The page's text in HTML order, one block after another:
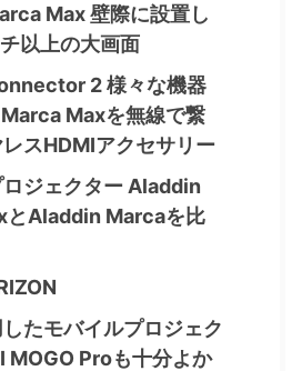
Max 壁際に設置し
以上の大画面
2 様々な機器
Maxを無線で繋
スHDMIアクセサリー
ジェクター Aladdin
とAladdin Marcaを比
たモバイルプロジェク
MOGO Proも十分よか